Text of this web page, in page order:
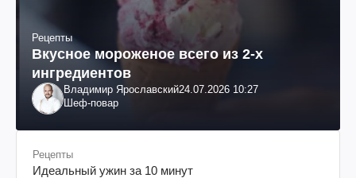
Рецепты
Вкусное мороженое всего из 2-х
ингредиентов
Владимир Ярославский24.07.2026 10:27
Шеф-повар
Рецепты
Идеальный ужин за 10 минут